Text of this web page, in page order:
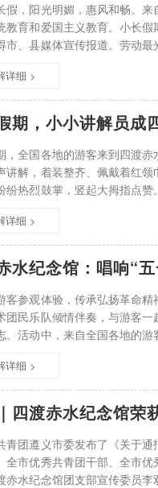
假，阳光明媚，惠风和畅。
教育和爱国主义教育。小长
市、县媒体宣传报道。劳动
详细 >
期，小小讲解员成
，全国各地的游客来到四渡
讲解，着装整齐、佩戴着红
纷热烈鼓掌，竖起大拇指点
详细 >
水纪念馆：唱响“
客参观体验，传承弘扬革命
团民乐队倾情伴奏，与游客
。活动中，来自全国各地的
详细 >
四渡赤水纪念馆荣
青团遵义市委发布了《关于
全市优秀共青团干部、全市
赤水纪念馆团支部宣传委员